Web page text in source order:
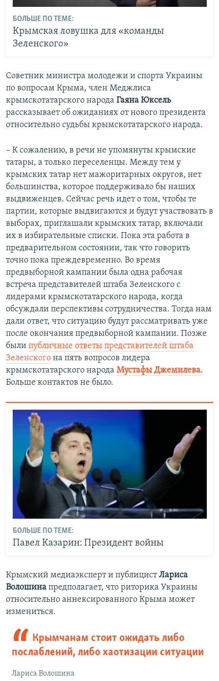
БОЛЬШЕ ПО ТЕМЕ:
Крымская ловушка для «команды
Зеленского»
Cоветник министра молодежи и спорта Украины
по вопросам Крыма, член Меджлиса
крымскотатарского народа Гаяна Юксель
рассказывает об ожиданиях от нового президента
относительно судьбы крымскотатарского народа.
– К сожалению, в речи не упомянуты крымские
татары, а только переселенцы. Между тем у
крымских татар нет мажоритарных округов, нет
большинства, которое поддерживало бы наших
выдвиженцев. Сейчас речь идет о том, чтобы те
партии, которые выдвигаются и будут участвовать в
выборах, приглашали крымских татар, включали
их в избирательные списки. Пока эта работа в
предварительном состоянии, так что говорить
точно пока преждевременно. Во время
предвыборной кампании была одна рабочая
встреча представителей штаба Зеленского с
лидерами крымскотатарского народа, когда
обсуждали перспективы сотрудничества. Тогда нам
дали ответ, что ситуацию будут рассматривать уже
после окончания предвыборной кампании. Позже
были публичные ответы представителей штаба
Зеленского на пять вопросов лидера
крымскотатарского народа Мустафы Джемилева.
Больше контактов не было.
БОЛЬШЕ ПО ТЕМЕ:
Павел Казарин: Президент войны
Крымский медиаэксперт и публицистЛариса
Волошина предполагает, что риторика Украины
относительно аннексированного Крыма может
измениться.
Крымчанам стоит ожидать либо
послаблений, либо хаотизации ситуации
Лариса Волошина